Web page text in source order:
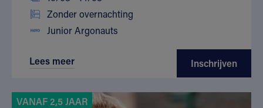
Zonder overnachting
Junior Argonauts
Lees meer Inschrijven
VANAF 2,5 JAAR